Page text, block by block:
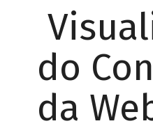
do
da